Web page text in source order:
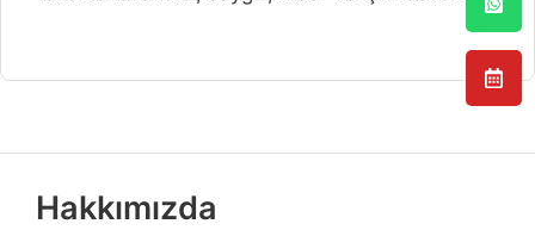
Hakkımızda